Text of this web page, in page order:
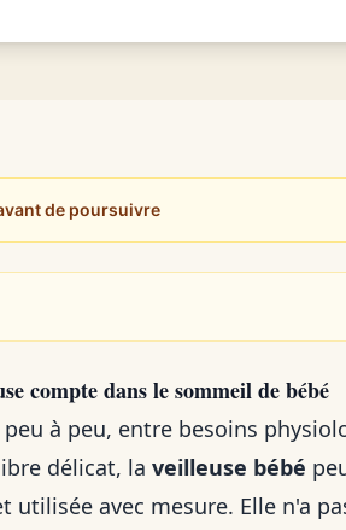
de poursuivre
compte dans le sommeil de bébé
à peu, entre besoins
délicat, la veilleuse bébé
utilisée avec mesure. Elle n'a